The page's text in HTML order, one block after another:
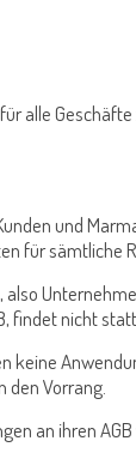
alle
und
für sämtliche
findet nicht statt.
keine
den Vorrang.
an ihren